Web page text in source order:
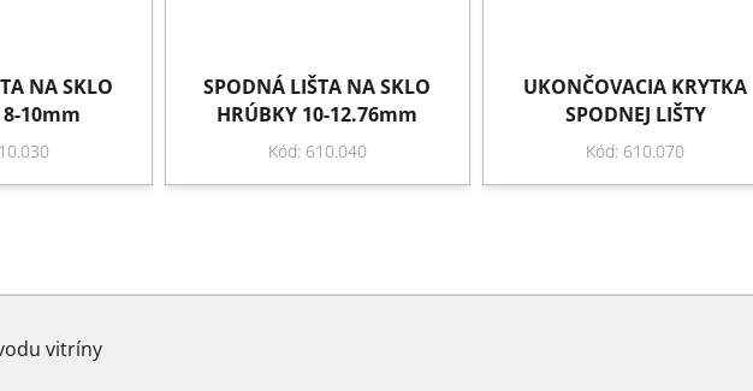
NA SKLO
8-10mm
SPODNÁ LIŠTA NA SKLO
HRÚBKY 10-12.76mm
Kód: 610.040
UKONČOVACIA KRYTKA
SPODNEJ LIŠTY
Kód: 610.070
vitríny